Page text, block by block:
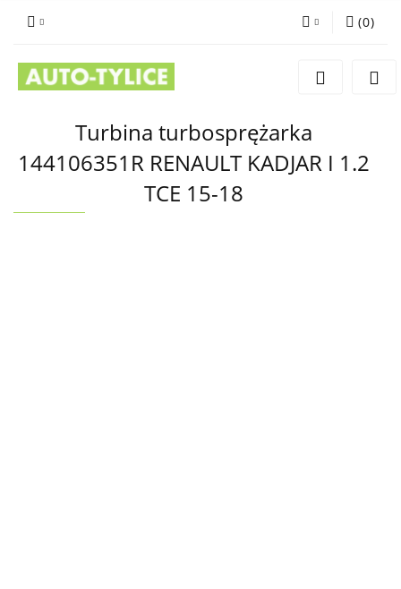
Zaloguj się
Dodaj zgłoszenie
(0)
Turbina turbosprężarka
144106351R RENAULT KADJAR I 1.2
TCE 15-18